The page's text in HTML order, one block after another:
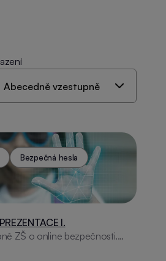
Bezpečná hesla
I.
ZŠ o online bezpečnosti.
stopy, kyberšikana, bezpečná